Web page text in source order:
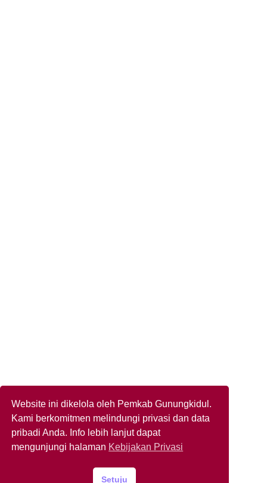
Website ini dikelola oleh Pemkab Gunungkidul.
Kami berkomitmen melindungi privasi dan data
pribadi Anda. Info lebih lanjut dapat
mengunjungi halaman Kebijakan Privasi
Setuju